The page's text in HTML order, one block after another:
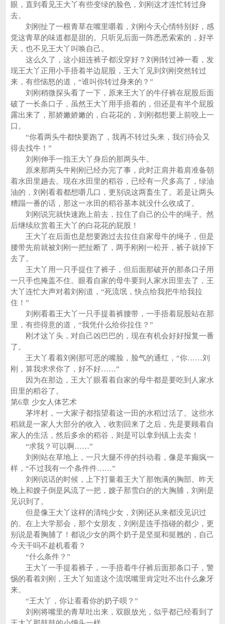
眼，直到看见王大丫有些变绿的脸色，刘刚这才连忙转过身
去。
刘刚扯了一根青草在嘴里嚼着，刘刚今天心情特别好，感
觉这青草的味道都是甜的。只听见后面一阵悉悉索索的，好半
天，也不见王大丫叫唤自己。
这么久了，这小妞连裤子都没穿好？刘刚转过神一看，发
现王大丫正用小手捂着半边屁股，王大丫见到刘刚突然转过
来，有些恼怒的道，“谁叫你转过身来的？”
刘刚稍微探头看了一下，原来王大丫的牛仔裤在屁股后面
破了一长条口子，虽然王大丫用手捂着的，但还是有半个屁股
露出来了，那娇嫩娇嫩的，白花花的，刘刚都想要上前咬上一
口。
“你看两头牛都快要跑了，我再不转过头来，我们待会又
得去找牛！”
刘刚伸手一指王大丫身后的那两头牛。
原来那两头牛刚刚已经办完了事，此时正肩并着肩准备朝
着水田里趟去。现在水田里的稻谷，已经有一尺多高了，绿油
油的，刘刚看着都想嚼几口，更别说这两畜生了。若是让两头
糟蹋一番的话，那这一水田的稻谷基本就没什么收成了。
刘刚说完就快速跑上前去，拉住了自己的公牛的绳子。然
后继续欣赏着王大丫的白花花的屁股！
王大丫在后面也是想要跑过去拉住自家母牛的绳子，但是
腰带先前就被刘刚一把扯断了，两手刚刚一松开，裤子就掉下
去了。
王大丫用一只手提住了裤子，但后面那破开的那条口子用
一只手也掩盖不住。眼看自家的母牛要到人家水田里去了，王
大丫连忙大声对着刘刚道，“死流氓，快点给我把牛给我拉
住！”
刘刚看着王大丫一只手提着裤腰带，一手捂着屁股站在那
里，有些得意的道，“我凭什么给你拉住？”
刚才这丫头，对自己凶巴巴的，现在有机会好好报复一番
了。
王大丫看着刘刚那可恶的嘴脸，脸气的通红，“你……刘
刚，算我求求你了，好不好……”
因为在那边，王大丫眼看着自家的母牛都是要吃到人家水
田里的稻谷了。
第6章 少女人体艺术
茅坪村，一大家子都指望着这一田的水稻过活了。这些水
稻就是一家人大部分的收入，收割回来了之后，先是要顾着自
家人的生活，然后多余的稻谷，则是可以拿到镇上去卖！
“求我？可以啊……”
刘刚站在草地上，一只大腿不停的抖动着，像是羊癫疯一
样，“不过我有一个条件件……”
刘刚说话的时候，上下打量着王大丫那饱满的胸部。昨天
晚上和嫂子倒是风流了一把，嫂子那雪白的的大胸脯，刘刚是
见识到了。
但是像王大丫这样的清纯少女，刘刚还从来都没见识过
的。在上大学那会，那个女朋友，刘刚是连手指碰的都少，更
别说是看胸脯了！都说少女的两个奶子是坚挺和挺翘的，自己
今天干吗不趁机看看？
“什么条件？”
王大丫一手提着裤子，一手捂着牛仔裤后面那条口子，警
惕的看着刘刚，王大丫知道这个流氓嘴里肯定吐不出什么象牙
来。
“王大丫，你让看看你的奶子呗？”
刘刚将嘴里的青草吐出来，双眼放光，似乎都已经看到了